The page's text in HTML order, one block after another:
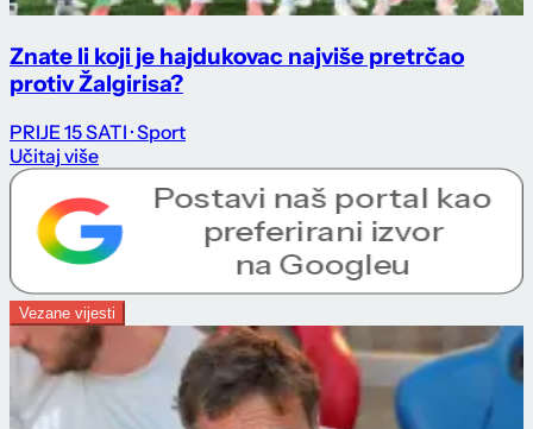
Znate li koji je hajdukovac najviše pretrčao
protiv Žalgirisa?
PRIJE 15 SATI · Sport
Učitaj više
Vezane vijesti